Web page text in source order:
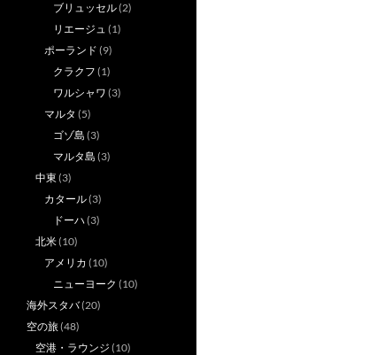
ブリュッセル(2)
リエージュ (1)
ポーランド (9)
クラクフ (1)
ワルシャワ (3)
マルタ (5)
ゴゾ島 (3)
マルタ島 (3)
中東 (3)
カタール(3)
ドーハ(3)
北米(10)
アメリカ (10)
ニューヨーク (10)
海外スタバ(20)
空の旅(48)
空港・ラウンジ (10)